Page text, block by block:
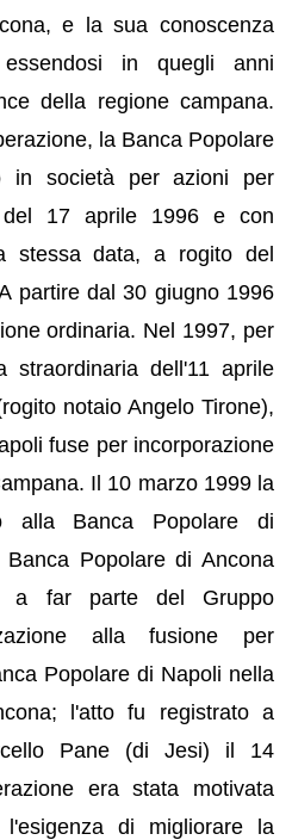
e la sua conoscenza
essendosi in quegli anni
della regione campana.
la Banca Popolare
in società per azioni per
del 17 aprile 1996 e con
stessa data, a rogito del
partire dal 30 giugno 1996
ordinaria. Nel 1997, per
straordinaria dell'11 aprile
notaio Angelo Tirone),
fuse per incorporazione
Il 10 marzo 1999 la
alla Banca Popolare di
Popolare di Ancona
a far parte del Gruppo
alla fusione per
Popolare di Napoli nella
l'atto fu registrato a
Pane (di Jesi) il 14
era stata motivata
di migliorare la